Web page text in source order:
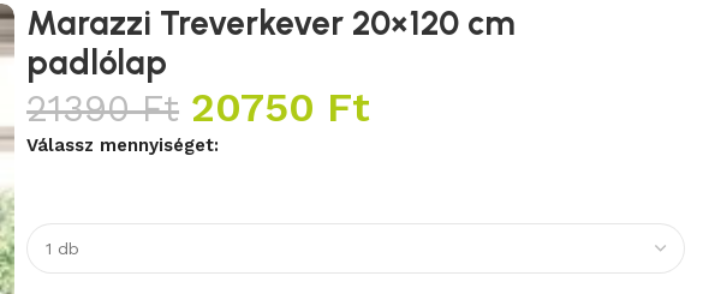
Marazzi Treverkever 20×120 cm
padlólap
21390Ft 20750 Ft
Válassz mennyiséget: